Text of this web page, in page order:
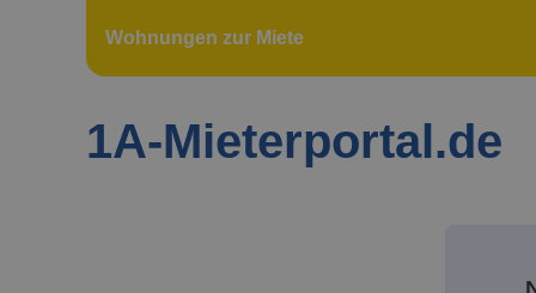
Wohnungen zur Miete
1A-Mieterportal.de